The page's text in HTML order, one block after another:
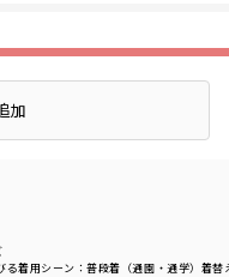
る着用シーン ：普段着（通園・通学） 着替
加